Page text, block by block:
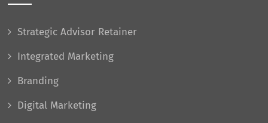
Strategic Advisor Retainer
Integrated Marketing
Branding
Digital Marketing